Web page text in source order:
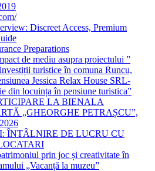
Discreet Access, Premium
Preparations
de mediu asupra proiectului ”
turistice în comuna Runcu,
Jessica Relax House SRL-
din locuința în pensiune turistica”
LA BIENALA
„GHEORGHE PETRAȘCU”,
ÎNTÂLNIRE DE LUCRU CU
prin joc și creativitate în
„Vacanță la muzeu”